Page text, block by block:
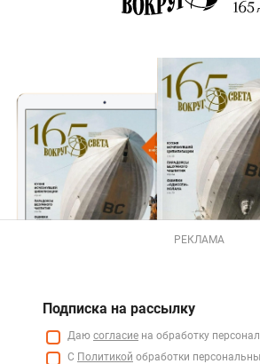
РЕКЛАМА
Подписка на рассылку
Даю согласие на обработку
С Политикой обработки